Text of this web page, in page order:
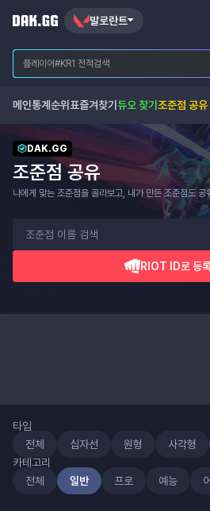
발로란트
메인통계순위표즐겨찾기듀오 찾기조준점 공유
DAK.GG
조준점 공유
나에게 맞는 조준점을 골라보고, 내가 만든 조준점도 공
RIOT ID로 등록
타입
전체
십자선 원형 사각형
카테고리
전체
일반 프로 예능